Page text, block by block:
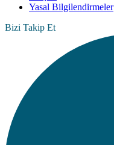
Yasal Bilgilendirmeler
Bizi Takip Et